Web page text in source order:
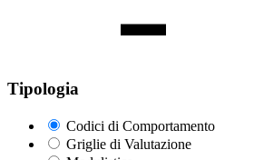
Tipologia
Codici di Comportamento
Griglie di Valutazione